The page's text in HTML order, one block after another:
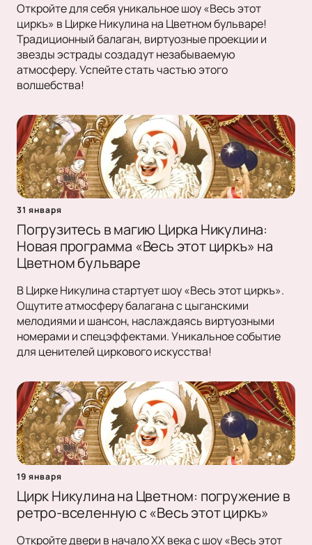
Откройте для себя уникальное шоу «Весь этот
циркъ» в Цирке Никулина на Цветном бульваре!
Традиционный балаган, виртуозные проекции и
звезды эстрады создадут незабываемую
атмосферу. Успейте стать частью этого
волшебства!
31 января
Погрузитесь в магию Цирка Никулина:
Новая программа «Весь этот циркъ» на
Цветном бульваре
В Цирке Никулина стартует шоу «Весь этот циркъ».
Ощутите атмосферу балагана с цыганскими
мелодиями и шансон, наслаждаясь виртуозными
номерами и спецэффектами. Уникальное событие
для ценителей циркового искусства!
19 января
Цирк Никулина на Цветном: погружение в
ретро-вселенную с «Весь этот циркъ»
Откройте двери в начало XX века с шоу «Весь этот